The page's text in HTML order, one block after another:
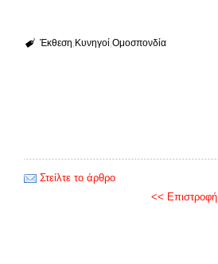
Έκθεση Κυνηγοί Ομοσπονδία
Στείλτε το άρθρο
<< Επιστροφή